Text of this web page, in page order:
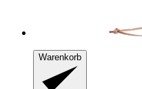
Warenkorb